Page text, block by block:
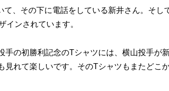
、その下に電話をしている新井さん。そし
インされています。
の初勝利記念のTシャツには、横山投手が
見れて楽しいです。そのTシャツもまたどこ